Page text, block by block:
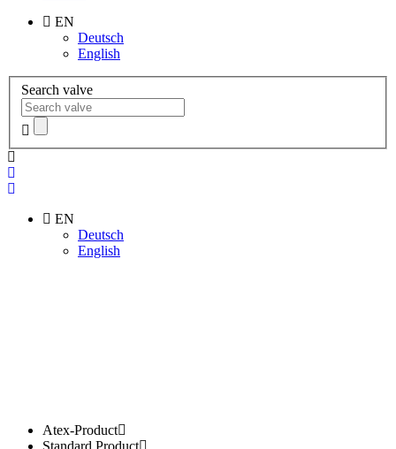
EN
Deutsch
English
Search valve
EN
Deutsch
English
Atex-Product